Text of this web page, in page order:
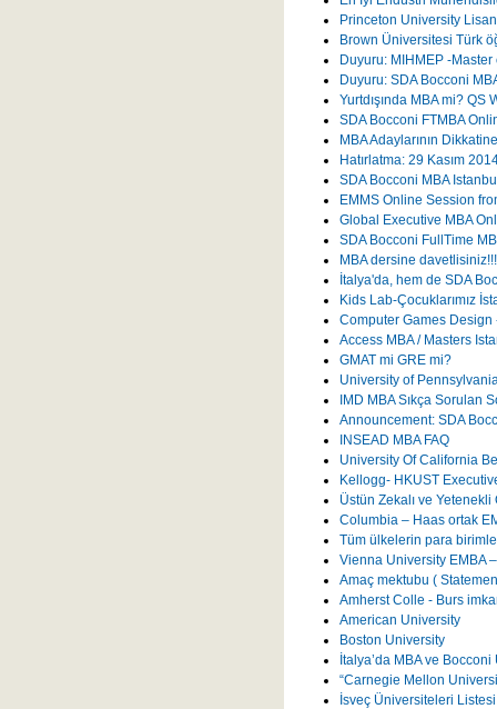
Princeton University
Brown Üniversitesi Türk
Duyuru: MIHMEP -
Duyuru: SDA Bocconi
Yurtdışında MBA mi? QS
SDA Bocconi FTMBA
MBA Adaylarının
Hatırlatma: 29 Kasım
SDA Bocconi MBA
EMMS Online Session
Global Executive MBA
SDA Bocconi FullTime
MBA dersine davetlisiniz!!!
İtalya'da, hem de SDA
Kids Lab-Çocuklarımız
Computer Games Design
Access MBA / Masters
GMAT mi GRE mi?
University of
IMD MBA Sıkça Sorulan
Announcement: SDA
INSEAD MBA FAQ
University Of California
Kellogg- HKUST
Üstün Zekalı ve
Columbia – Haas ortak
Tüm ülkelerin para
Vienna University EMBA
Amaç mektubu (
Amherst Colle - Burs
American University
Boston University
İtalya’da MBA ve
“Carnegie Mellon
İsveç Üniversiteleri